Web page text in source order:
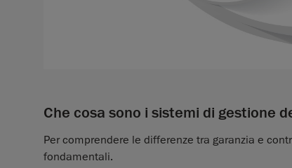
Che cosa sono i sistemi di gestione
Per comprendere le differenze tra garanzia e
fondamentali.